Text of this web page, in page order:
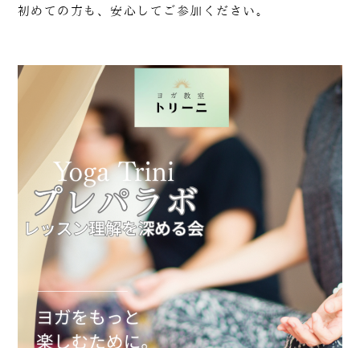
初めての方も、安心してご参加ください。